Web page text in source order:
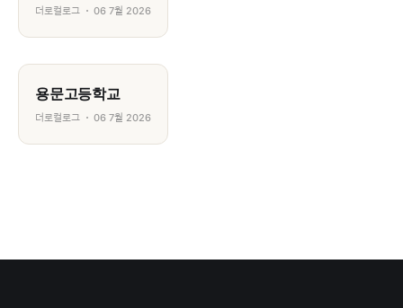
더로컬로그 06 7월 2026
용문고등학교
더로컬로그 06 7월 2026